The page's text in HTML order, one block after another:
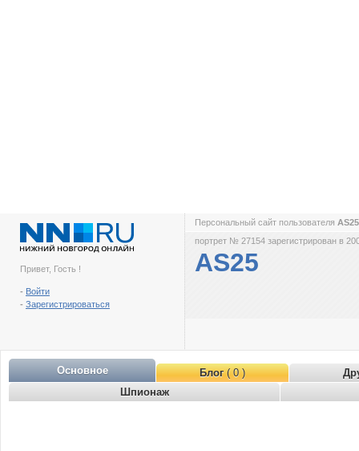
Привет, Гость !
- Войти
- Зарегистрироваться
Персональный сайт пользователя
портрет № 27154 зарегистрирован в
AS25
Основное Блог( 0 )
Шпионаж